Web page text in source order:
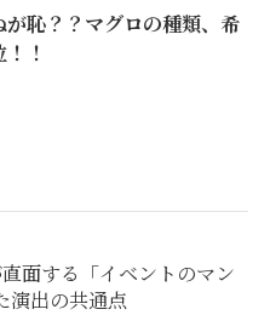
が恥？？マグロの種類、希
！
面する「イベントのマン
演出の共通点